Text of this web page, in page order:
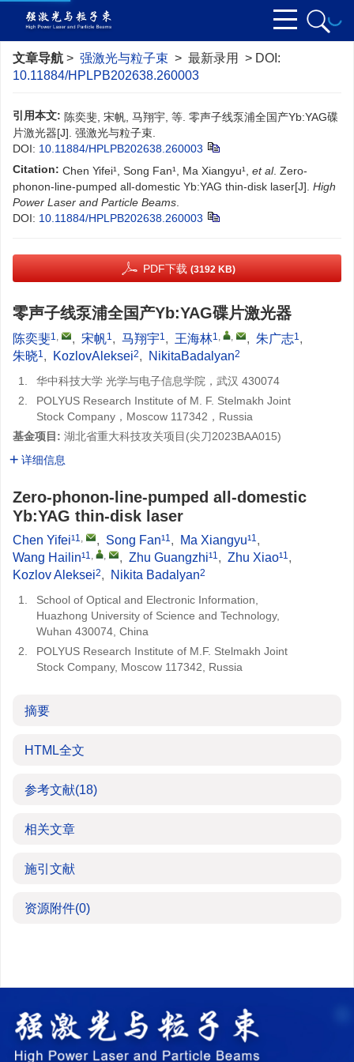
文章导航 > 强激光与粒子束 > 最新录用 > DOI:
10.11884/HPLPB202638.260003
引用本文: 陈奕斐, 宋帆, 马翔宇, 等. 零声子线泵浦全国产Yb:YAG碟
片激光器[J]. 强激光与粒子束.
DOI: 10.11884/HPLPB202638.260003
Citation: Chen Yifei¹, Song Fan¹, Ma Xiangyu¹, et al. Zero-
phonon-line-pumped all-domestic Yb:YAG thin-disk laser[J]. High
Power Laser and Particle Beams
DOI: 10.11884/HPLPB202638.260003
PDF下载 (3192 KB)
零声子线泵浦全国产Yb:YAG碟片激光器
陈奕斐1, , 宋帆1, 马翔宇1, 王海林1, , , 朱广志1,
朱晓1, KozlovAleksei2, NikitaBadalyan2
1.
华中科技大学 光学与电子信息学院，武汉 430074
2.
POLYUS Research Institute of M. F. Stelmakh Joint
Stock Company，Moscow 117342，Russia
基金项目: 湖北省重大科技攻关项目(尖刀2023BAA015)
详细信息
Zero-phonon-line-pumped all-domestic
Yb:YAG thin-disk laser
Chen Yifei¹1, , Song Fan¹1, Ma Xiangyu¹1,
Wang Hailin¹1, , , Zhu Guangzhi¹1, Zhu Xiao¹1,
Kozlov Aleksei2, Nikita Badalyan2
1.
School of Optical and Electronic Information,
Huazhong University of Science and Technology,
Wuhan 430074, China
2.
POLYUS Research Institute of M.F. Stelmakh Joint
Stock Company, Moscow 117342, Russia
摘要
HTML全文
参考文献(18)
相关文章
施引文献
资源附件(0)